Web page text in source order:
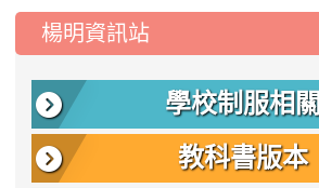
::: 楊明資訊站
學校制服相關
教科書版本